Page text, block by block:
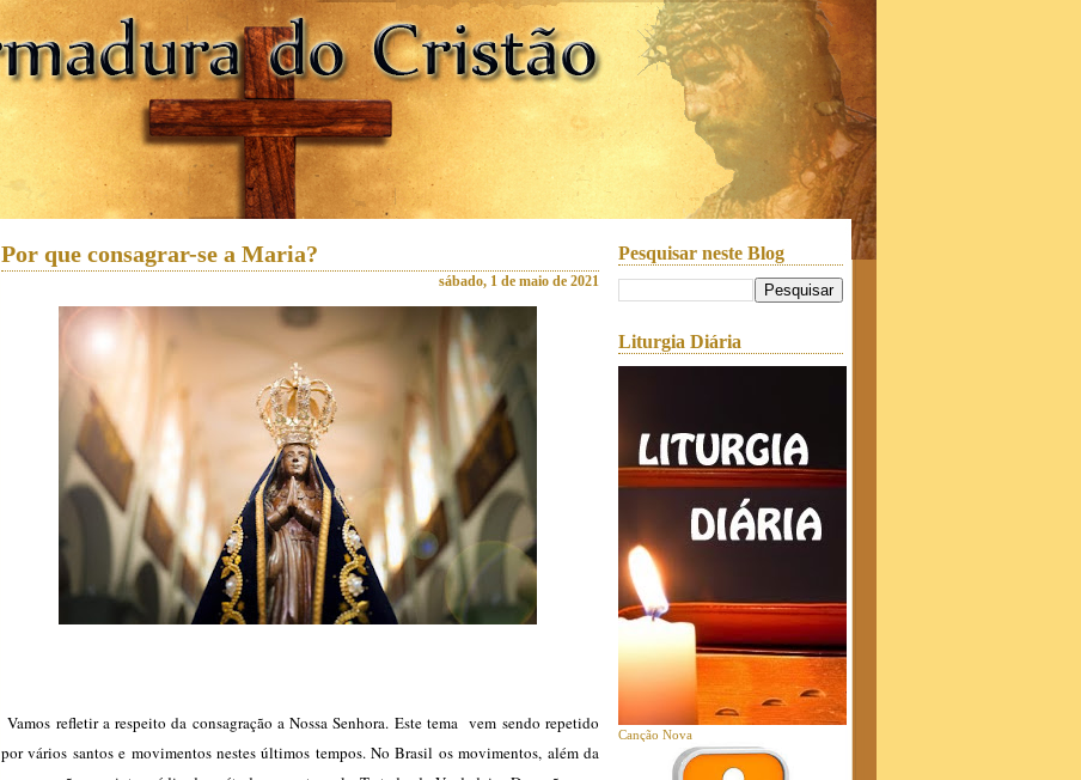
Por que consagrar-se a Maria?
sábado, 1 de maio de 2021
Vamos refletir a respeito da consagração a Nossa Senhora. Este tema vem sendo repetido
por vários santos e movimentos nestes últimos tempos. No Brasil os movimentos, além da
Pesquisar neste Blog
Liturgia Diária
Canção Nova